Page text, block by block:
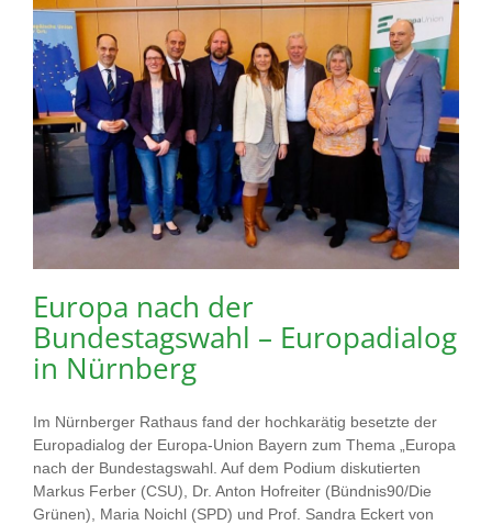
Europa nach der
Bundestagswahl – Europadialog
in Nürnberg
Im Nürnberger Rathaus fand der hochkarätig besetzte der
Europadialog der Europa-Union Bayern zum Thema „Europa
nach der Bundestagswahl. Auf dem Podium diskutierten
Markus Ferber (CSU), Dr. Anton Hofreiter (Bündnis90/Die
Grünen), Maria Noichl (SPD) und Prof. Sandra Eckert von